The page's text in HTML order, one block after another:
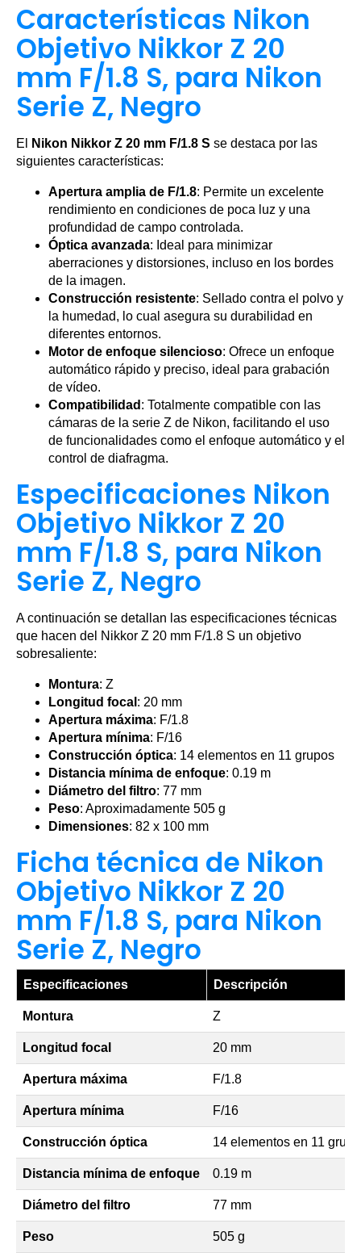
Características Nikon
Objetivo Nikkor Z 20
mm F/1.8 S, para Nikon
Serie Z, Negro
El Nikon Nikkor Z 20 mm F/1.8 S se destaca por las
siguientes características:
Apertura amplia de F/1.8: Permite un excelente
rendimiento en condiciones de poca luz y una
profundidad de campo controlada.
Óptica avanzada: Ideal para minimizar
aberraciones y distorsiones, incluso en los bordes
de la imagen.
Construcción resistente: Sellado contra el polvo y
la humedad, lo cual asegura su durabilidad en
diferentes entornos.
Motor de enfoque silencioso: Ofrece un enfoque
automático rápido y preciso, ideal para grabación
de vídeo.
Compatibilidad : Totalmente compatible con las
cámaras de la serie Z de Nikon, facilitando el uso
de funcionalidades como el enfoque automático y el
control de diafragma.
Especificaciones Nikon
Objetivo Nikkor Z 20
mm F/1.8 S, para Nikon
Serie Z, Negro
A continuación se detallan las especificaciones técnicas
que hacen del Nikkor Z 20 mm F/1.8 S un objetivo
sobresaliente:
Montura: Z
Longitud focal : 20 mm
Apertura máxima: F/1.8
Apertura mínima: F/16
Construcción óptica: 14 elementos en 11 grupos
Distancia mínima de enfoque: 0.19 m
Diámetro del filtro: 77 mm
Peso: Aproximadamente 505 g
Dimensiones: 82 x 100 mm
Ficha técnica de Nikon
Objetivo Nikkor Z 20
mm F/1.8 S, para Nikon
Serie Z, Negro
Especificaciones Descripción
Montura Z
Longitud focal 20 mm
Apertura máxima F/1.8
Apertura mínima F/16
Construcción óptica 14 elementos en 11
Distancia mínima de enfoque 0.19 m
Diámetro del filtro 77 mm
Peso 505 g